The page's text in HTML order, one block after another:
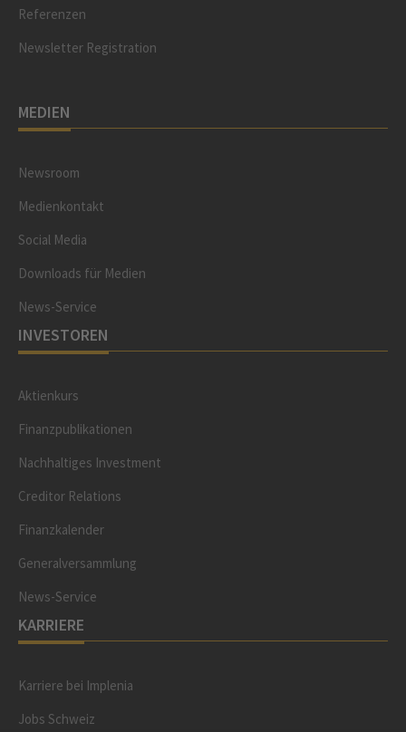
Referenzen
Newsletter Registration
MEDIEN
Newsroom
Medienkontakt
Social Media
Downloads für Medien
News-Service
INVESTOREN
Aktienkurs
Finanzpublikationen
Nachhaltiges Investment
Creditor Relations
Finanzkalender
Generalversammlung
News-Service
KARRIERE
Karriere bei Implenia
Jobs Schweiz